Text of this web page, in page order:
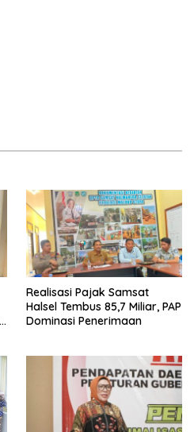
Realisasi Pajak Samsat
Halsel Tembus 85,7 Miliar, PAP
Dominasi Penerimaan